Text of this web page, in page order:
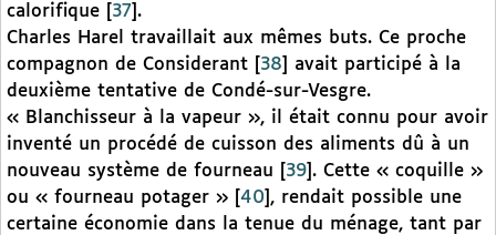
calorifique
37 .
Charles Harel travaillait aux mêmes buts. Ce proche
compagnon de Considerant
38
avait participé à la
deuxième tentative de Condé-sur-Vesgre.
« Blanchisseur à la vapeur », il était connu pour avoir
inventé un procédé de cuisson des aliments dû à un
nouveau système de fourneau
39 . Cette « coquille »
ou « fourneau potager »
40 , rendait possible une
certaine économie dans la tenue du ménage, tant par